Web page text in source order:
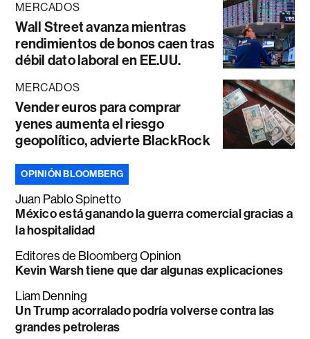
MERCADOS
Wall Street avanza mientras
rendimientos de bonos caen tras
débil dato laboral en EE.UU.
MERCADOS
Vender euros para comprar
yenes aumenta el riesgo
geopolítico, advierte BlackRock
OPINIÓN BLOOMBERG
Juan Pablo Spinetto
México está ganando la guerra comercial gracias a
la hospitalidad
Editores de Bloomberg Opinion
Kevin Warsh tiene que dar algunas explicaciones
Liam Denning
Un Trump acorralado podría volverse contra las
grandes petroleras